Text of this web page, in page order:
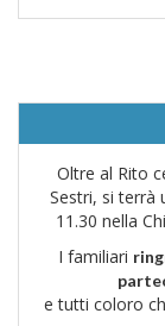
Oltre al Rito
Sestri, si terrà
11.30 nella
I familiari
e tutti coloro